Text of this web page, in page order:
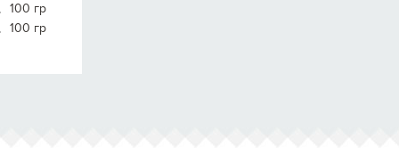
100 гр
100 гр